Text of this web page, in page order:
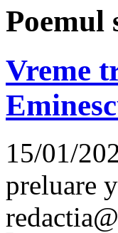
Poemul
Vreme
15/01/
preluare